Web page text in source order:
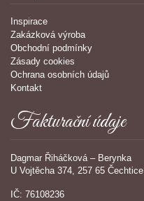
Inspirace
Zakázková výroba
Obchodní podmínky
Zásady cookies
Ochrana osobních údajů
Kontakt
Fakturační údaje
Dagmar Řiháčková – Berynka
U Vojtěcha 374, 257 65 Čechtice
IČ: 76108236